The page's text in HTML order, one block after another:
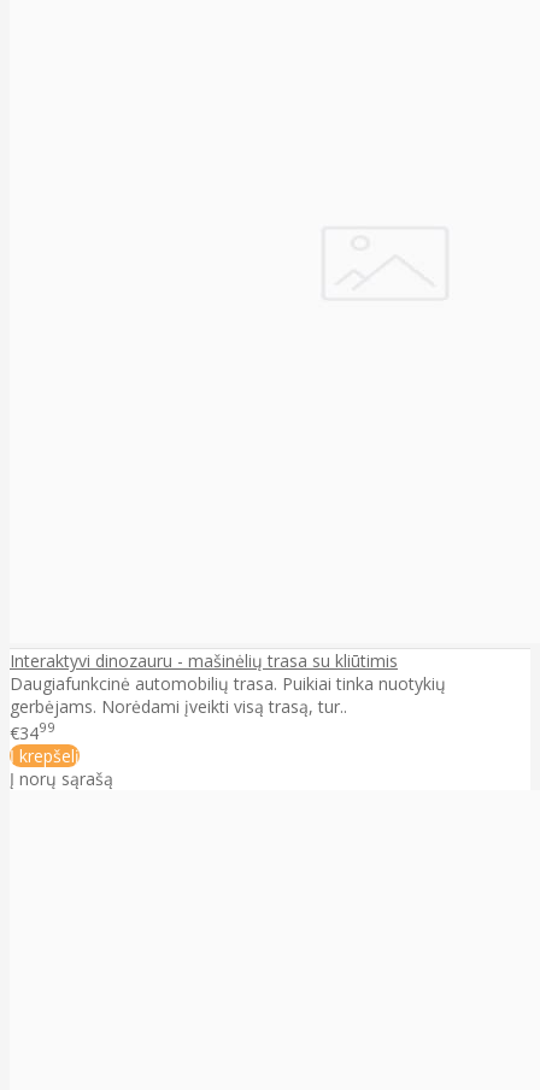
Interaktyvi dinozauru - mašinėlių trasa su kliūtimis
Daugiafunkcinė automobilių trasa. Puikiai tinka nuotykių
gerbėjams. Norėdami įveikti visą trasą, tur..
€3499
Į krepšelį
Į norų sąrašą